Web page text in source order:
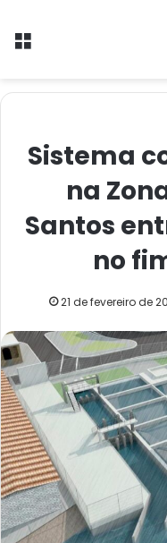
Menu
Sistema
na
Santos
no
21 de fevereiro de